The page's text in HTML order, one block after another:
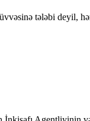
tələbi deyil,